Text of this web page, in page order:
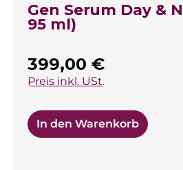
Gen Serum Day &
95 ml)
Regulärer Preis:
399,00 €
Preis inkl. USt.
In den Warenkorb